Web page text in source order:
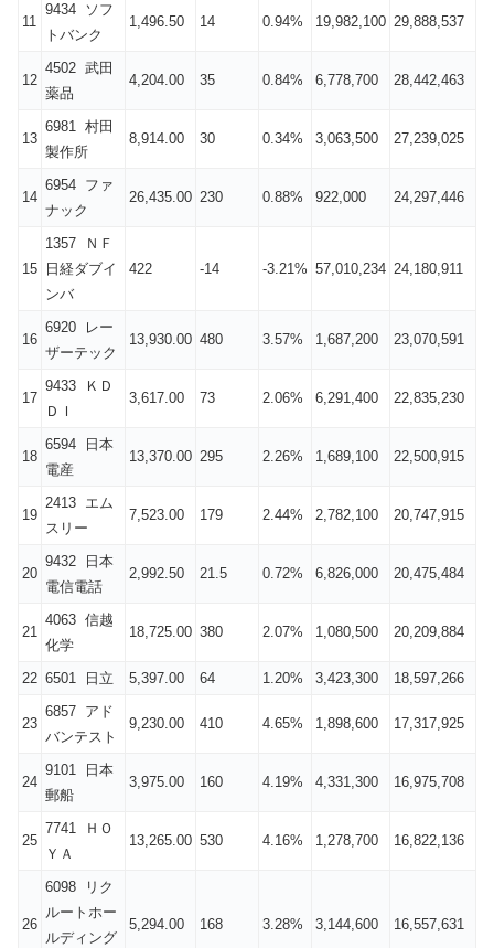
11
9434 ソフ
トバンク
1,496.50 14 0.94% 19,982,100 29,888,537
12
4502 武田
薬品
4,204.00 35 0.84% 6,778,700 28,442,463
13
6981 村田
製作所
8,914.00 30 0.34% 3,063,500 27,239,025
14
6954 ファ
ナック
26,435.00 230 0.88% 922,000 24,297,446
15
1357 ＮＦ
日経ダブイ
ンバ
422 -14 -3.21% 57,010,234 24,180,911
16
6920 レー
ザーテック
13,930.00 480 3.57% 1,687,200 23,070,591
17
9433 ＫＤ
ＤＩ
3,617.00 73 2.06% 6,291,400 22,835,230
18
6594 日本
電産
13,370.00 295 2.26% 1,689,100 22,500,915
19
2413 エム
スリー
7,523.00 179 2.44% 2,782,100 20,747,915
20
9432 日本
電信電話
2,992.50 21.5 0.72% 6,826,000 20,475,484
21
4063 信越
化学
18,725.00 380 2.07% 1,080,500 20,209,884
22 6501 日立 5,397.00 64 1.20% 3,423,300 18,597,266
23
6857 アド
バンテスト
9,230.00 410 4.65% 1,898,600 17,317,925
24
9101 日本
郵船
3,975.00 160 4.19% 4,331,300 16,975,708
25
7741 ＨＯ
ＹＡ
13,265.00 530 4.16% 1,278,700 16,822,136
26
6098 リク
ルートホー
ルディング
5,294.00 168 3.28% 3,144,600 16,557,631